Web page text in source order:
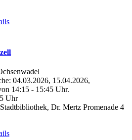
04.03.2026, 15.04.2026,
14:15 - 15:45 Uhr.
Uhr
Dr. Mertz Promenade 4